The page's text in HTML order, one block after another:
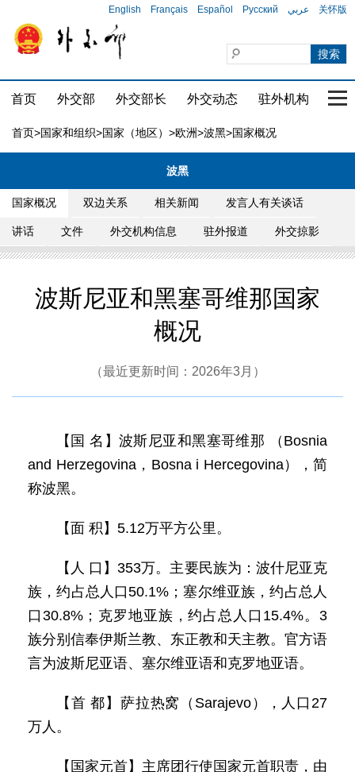
English Français Español Русский عربي 关怀版
首页 外交部 外交部长 外交动态 驻外机构 国
首页>国家和组织>国家（地区） >欧洲>波黑>国家概况
波黑
国家概况 双边关系 相关新闻 发言人有关谈话
讲话 文件 外交机构信息 驻外报道 外交掠影
波斯尼亚和黑塞哥维那国家
概况
（最近更新时间：2026年3月）
【国 名】波斯尼亚和黑塞哥维那 （Bosnia
and Herzegovina，Bosna i Hercegovina），简
称波黑。
【面 积】5.12万平方公里。
【人 口】353万。主要民族为：波什尼亚克
族，约占总人口50.1%；塞尔维亚族，约占总人
口30.8%；克罗地亚族，约占总人口15.4%。3
族分别信奉伊斯兰教、东正教和天主教。官方语
言为波斯尼亚语、塞尔维亚语和克罗地亚语。
【首 都】萨拉热窝（Sarajevo），人口27
万人。
【国家元首】主席团行使国家元首职责，由